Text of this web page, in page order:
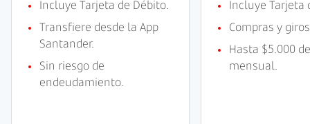
Incluye Tarjeta de Débito.
Transfiere desde la App
Santander.
Sin riesgo de
endeudamiento.
Incluye Tarjeta
Compras y
Hasta $5.000
mensual.